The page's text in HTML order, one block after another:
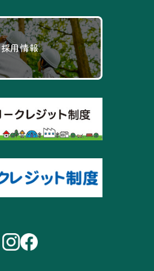
採用情報